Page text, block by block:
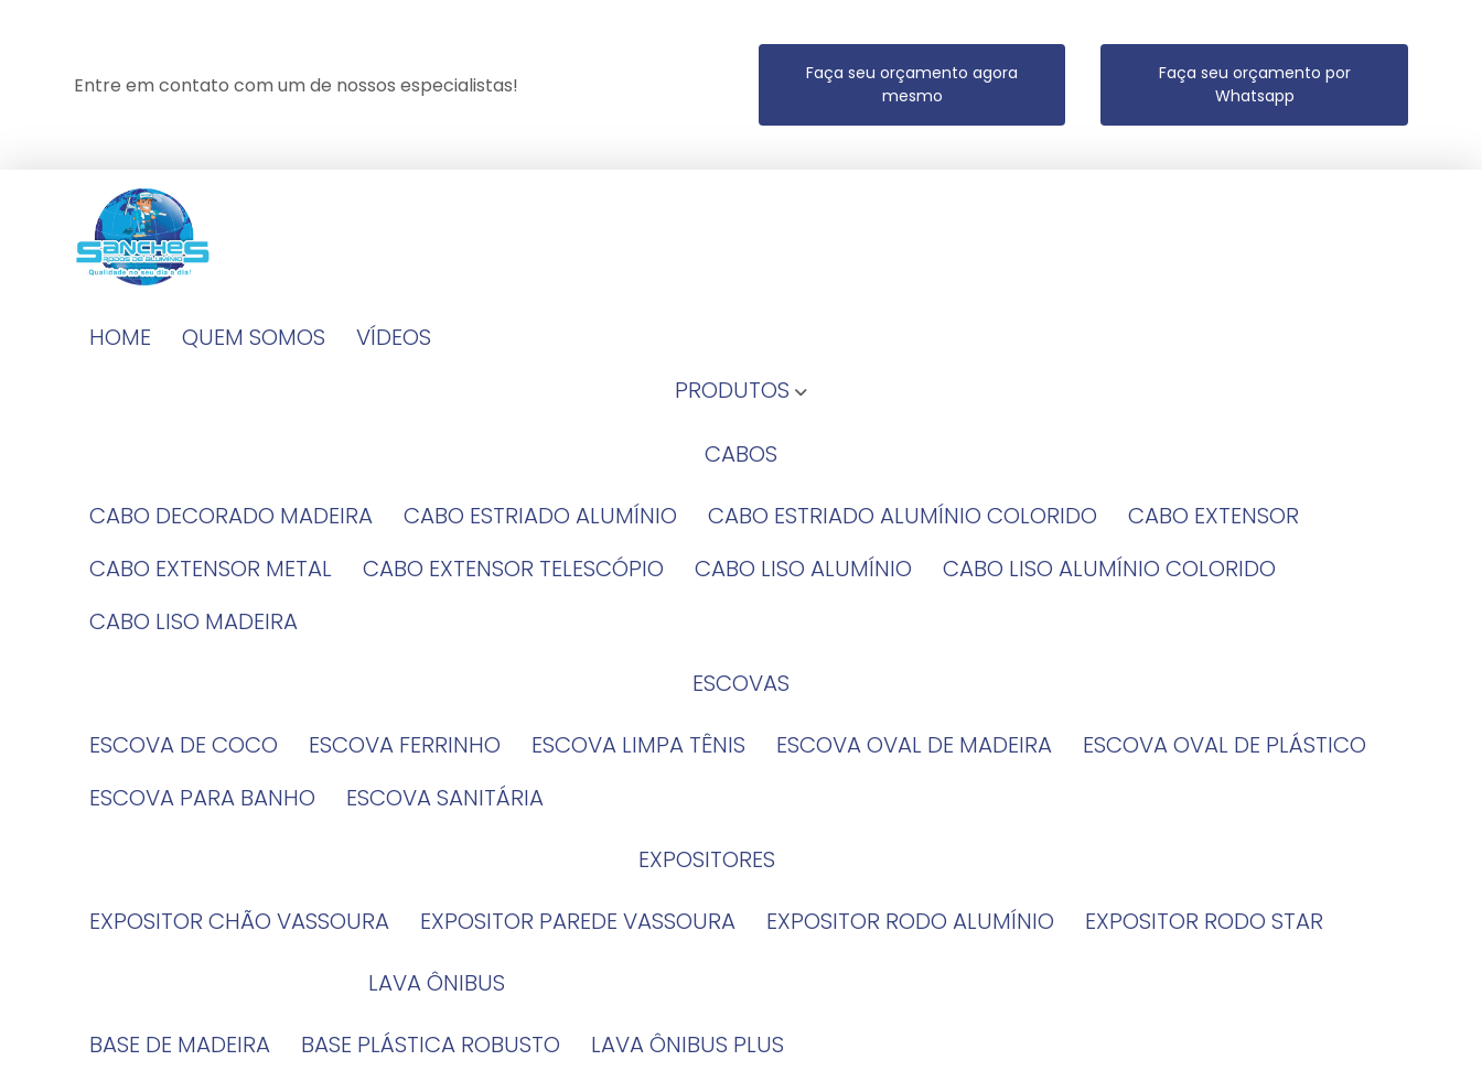
Entre em contato com um de nossos especialistas!
Faça seu orçamento agora
mesmo
Faça seu orçamento por
Whatsapp
HOME QUEM SOMOS
VÍDEOS
PRODUTOS
CABOS
CABO DECORADO MADEIRA
CABO ESTRIADO ALUMÍNIO CABO ESTRIADO ALUMÍNIO COLORIDO
CABO EXTENSOR
CABO EXTENSOR METAL
CABO EXTENSOR TELESCÓPIO CABO LISO ALUMÍNIO
CABO LISO ALUMÍNIO COLORIDO
CABO LISO MADEIRA
ESCOVAS
ESCOVA DE COCO
ESCOVA FERRINHO ESCOVA LIMPA TÊNIS ESCOVA OVAL DE MADEIRA
ESCOVA OVAL DE PLÁSTICO
ESCOVA PARA BANHO
ESCOVA SANITÁRIA
EXPOSITORES
EXPOSITOR CHÃO VASSOURA
EXPOSITOR PAREDE VASSOURA EXPOSITOR RODO ALUMÍNIO
EXPOSITOR RODO STAR
LAVA ÔNIBUS
BASE DE MADEIRA
BASE PLÁSTICA ROBUSTO
LAVA ÔNIBUS PLUS